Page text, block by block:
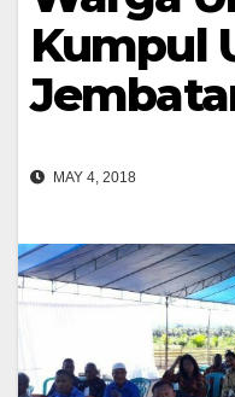
Kumpul
MAY 4, 2018